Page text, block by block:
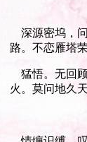
深源密坞，问
路。不恋雁塔
猛悟。无回
火。莫问地久